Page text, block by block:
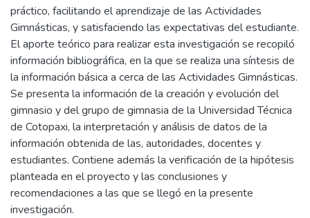
práctico, facilitando el aprendizaje de las Actividades
Gimnásticas, y satisfaciendo las expectativas del estudiante.
El aporte teórico para realizar esta investigación se recopiló
información bibliográfica, en la que se realiza una síntesis de
la información básica a cerca de las Actividades Gimnásticas.
Se presenta la información de la creación y evolución del
gimnasio y del grupo de gimnasia de la Universidad Técnica
de Cotopaxi, la interpretación y análisis de datos de la
información obtenida de las, autoridades, docentes y
estudiantes. Contiene además la verificación de la hipótesis
planteada en el proyecto y las conclusiones y
recomendaciones a las que se llegó en la presente
investigación.